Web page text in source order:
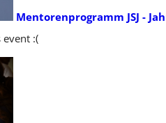
Mentorenprogramm JSJ -
:(